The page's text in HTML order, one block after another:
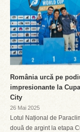
România urcă pe
impresionante la
City
26 Mai 2025
Lotul Național de
două de argint la etapa